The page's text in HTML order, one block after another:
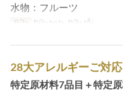
水物：フルーツ
Bữa Bữa trưa, Bữa tối
28大アレルギーご対
特定原材料7品目＋特定